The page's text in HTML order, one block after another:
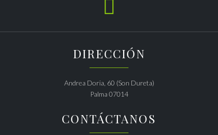

DIRECCIÓN
Andrea Doria, 60 (Son Dureta)
Palma 07014
CONTÁCTANOS